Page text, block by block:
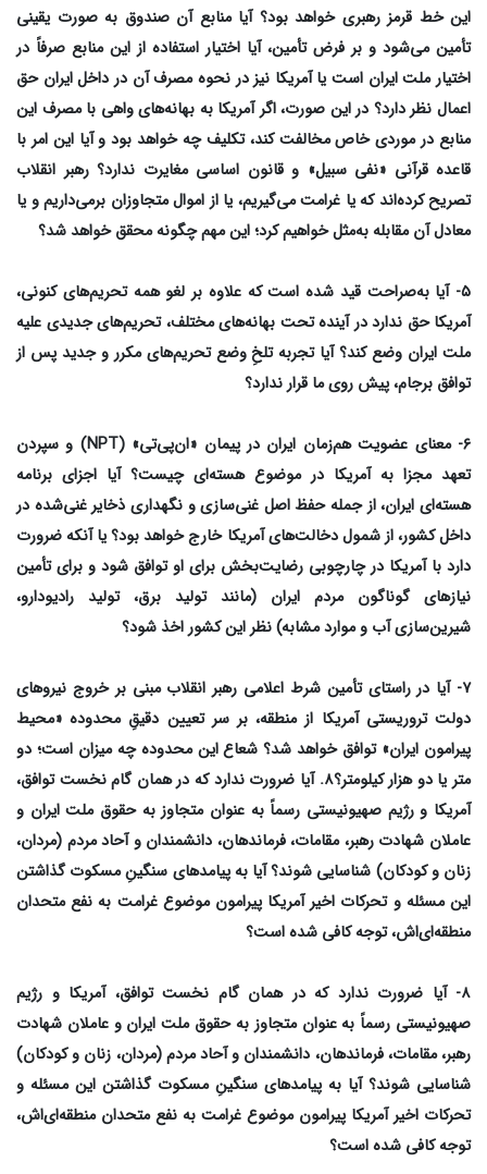
این خط قرمز رهبری خواهد بود؟ آیا منابع آن صندوق به صورت یقینی
تأمین می‌شود و بر فرض تأمین، آیا اختیار استفاده از این منابع صرفاً در
اختیار ملت ایران است یا آمریکا نیز در نحوه مصرف آن در داخل ایران حق
اعمال نظر دارد؟ در این صورت، اگر آمریکا به بهانه‌های واهی با مصرف این
منابع در موردی خاص مخالفت کند، تکلیف چه خواهد بود و آیا این امر با
قاعده قرآنی «نفی سبیل» و قانون اساسی مغایرت ندارد؟ رهبر انقلاب
تصریح کرده‌اند که یا غرامت می‌گیریم، یا از اموال متجاوزان برمی‌داریم و یا
معادل آن مقابله‌ به‌مثل خواهیم کرد؛ این مهم چگونه محقق خواهد شد؟
۵- آیا به‌صراحت قید شده است که علاوه بر لغو همه تحریم‌های کنونی،
آمریکا حق ندارد در آینده تحت بهانه‌های مختلف، تحریم‌های جدیدی علیه
ملت ایران وضع کند؟ آیا تجربه تلخِ وضع تحریم‌های مکرر و جدید پس از
توافق برجام، پیش روی ما قرار ندارد؟
۶- معنای عضویت هم‌زمان ایران در پیمان «ان‌پی‌تی» (NPT) و سپردن
تعهد مجزا به آمریکا در موضوع هسته‌ای چیست؟ آیا اجزای برنامه
هسته‌ای ایران، از جمله حفظ اصل غنی‌سازی و نگهداری ذخایر غنی‌شده در
داخل کشور، از شمول دخالت‌های آمریکا خارج خواهد بود؟ یا آنکه ضرورت
دارد با آمریکا در چارچوبی رضایت‌بخش برای او توافق شود و برای تأمین
نیازهای گوناگون مردم ایران (مانند تولید برق، تولید رادیودارو،
شیرین‌سازی آب و موارد مشابه) نظر این کشور اخذ شود؟
۷- آیا در راستای تأمین شرط اعلامی رهبر انقلاب مبنی بر خروج نیروهای
دولت تروریستی آمریکا از منطقه، بر سر تعیین دقیقِ محدوده «محیط
پیرامون ایران» توافق خواهد شد؟ شعاع این محدوده چه میزان است؛ دو
متر یا دو هزار کیلومتر؟۸. آیا ضرورت ندارد که در همان گام نخست توافق،
آمریکا و رژیم صهیونیستی رسماً به عنوان متجاوز به حقوق ملت ایران و
عاملان شهادت رهبر، مقامات، فرماندهان، دانشمندان و آحاد مردم (مردان،
زنان و کودکان) شناسایی شوند؟ آیا به پیامدهای سنگینِ مسکوت گذاشتن
این مسئله و تحرکات اخیر آمریکا پیرامون موضوع غرامت به نفع متحدان
منطقه‌ای‌اش، توجه کافی شده است؟
۸- آیا ضرورت ندارد که در همان گام نخست توافق، آمریکا و رژیم
صهیونیستی رسماً به عنوان متجاوز به حقوق ملت ایران و عاملان شهادت
رهبر، مقامات، فرماندهان، دانشمندان و آحاد مردم (مردان، زنان و کودکان)
شناسایی شوند؟ آیا به پیامدهای سنگینِ مسکوت گذاشتن این مسئله و
تحرکات اخیر آمریکا پیرامون موضوع غرامت به نفع متحدان منطقه‌ای‌اش،
توجه کافی شده است؟